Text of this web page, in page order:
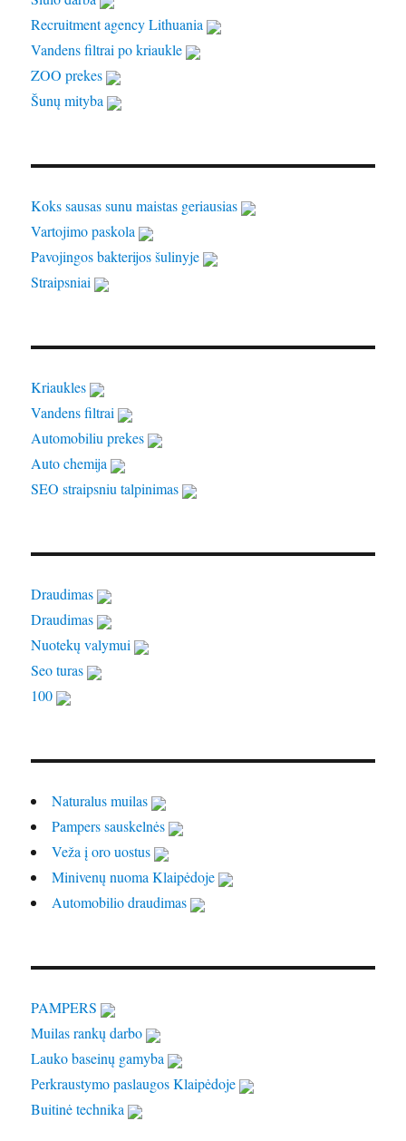
Recruitment agency Lithuania
Vandens filtrai po kriaukle
ZOO prekes
Šunų mityba
Koks sausas sunu maistas geriausias
Vartojimo paskola
Pavojingos bakterijos šulinyje
Straipsniai
Kriaukles
Vandens filtrai
Automobiliu prekes
Auto chemija
SEO straipsniu talpinimas
Draudimas
Draudimas
Nuotekų valymui
Seo turas
100
Naturalus muilas
Pampers sauskelnės
Veža į oro uostus
Minivenų nuoma Klaipėdoje
Automobilio draudimas
PAMPERS
Muilas rankų darbo
Lauko baseinų gamyba
Perkraustymo paslaugos Klaipėdoje
Buitinė technika